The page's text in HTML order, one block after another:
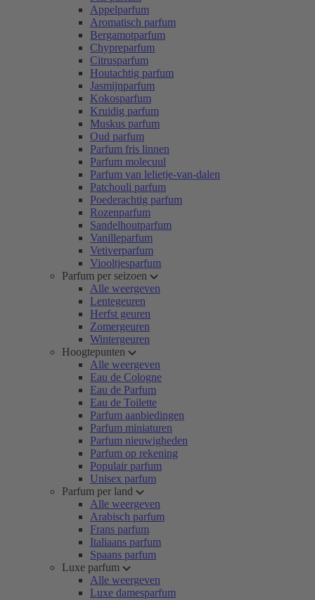
Appelparfum
Aromatisch parfum
Bergamotparfum
Chypreparfum
Citrusparfum
Houtachtig parfum
Jasmijnparfum
Kokosparfum
Kruidig parfum
Muskus parfum
Oud parfum
Parfum fris linnen
Parfum molecuul
Parfum van lelietje-van-dalen
Patchouli parfum
Poederachtig parfum
Rozenparfum
Sandelhoutparfum
Vanilleparfum
Vetiverparfum
Viooltjesparfum
Parfum per seizoen
Alle weergeven
Lentegeuren
Herfst geuren
Zomergeuren
Wintergeuren
Hoogtepunten
Alle weergeven
Eau de Cologne
Eau de Parfum
Eau de Toilette
Parfum aanbiedingen
Parfum miniaturen
Parfum nieuwigheden
Parfum op rekening
Populair parfum
Unisex parfum
Parfum per land
Alle weergeven
Arabisch parfum
Frans parfum
Italiaans parfum
Spaans parfum
Luxe parfum
Alle weergeven
Luxe damesparfum